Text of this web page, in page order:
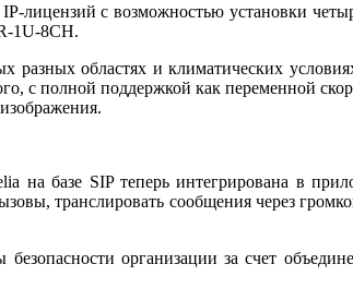
лицензий с возможностью установки
1U-8CH.
областях и климатических
с полной поддержкой как переменной
на базе SIP теперь интегрирована в
транслировать сообщения через
организации за счет